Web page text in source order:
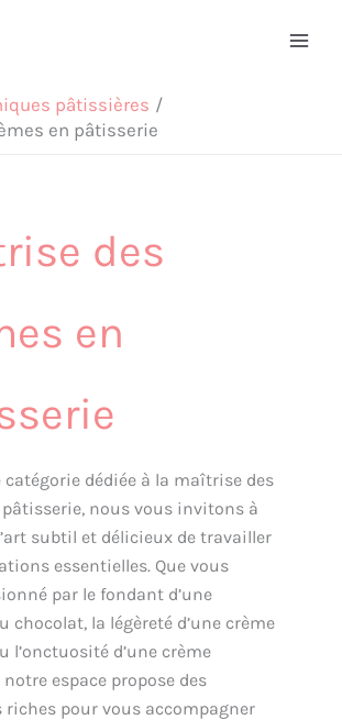
pâtissières
en pâtisserie
des
en
catégorie dédiée à la maîtrise des
pâtisserie, nous vous invitons à
subtil et délicieux de travailler
essentielles. Que vous
par le fondant d’une
chocolat, la légèreté d’une crème
l’onctuosité d’une crème
espace propose des
riches pour vous accompagner